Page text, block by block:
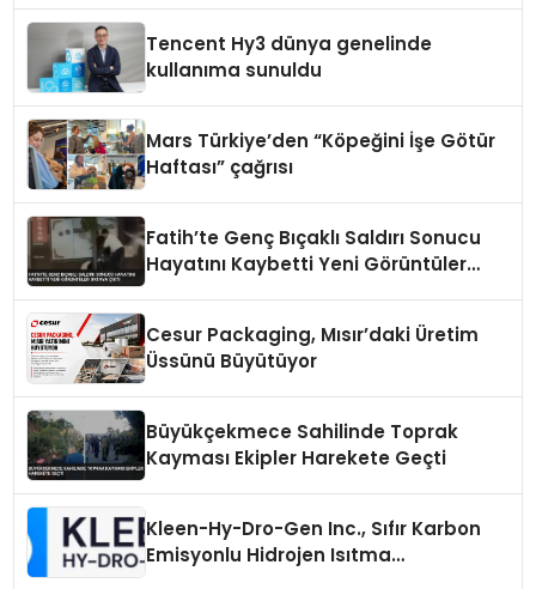
Tencent Hy3 dünya genelinde
kullanıma sunuldu
Mars Türkiye’den “Köpeğini İşe Götür
Haftası” çağrısı
Fatih’te Genç Bıçaklı Saldırı Sonucu
Hayatını Kaybetti Yeni Görüntüler
Cesur Packaging, Mısır’daki Üretim
Üssünü Büyütüyor
Büyükçekmece Sahilinde Toprak
Kayması Ekipler Harekete Geçti
Kleen-Hy-Dro-Gen Inc., Sıfır Karbon
Emisyonlu Hidrojen Isıtma